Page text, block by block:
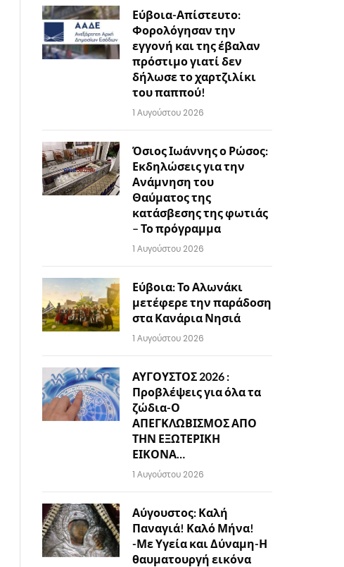
Εύβοια-Απίστευτο:
Φορολόγησαν την
εγγονή και της έβαλαν
πρόστιμο γιατί δεν
δήλωσε το χαρτζιλίκι
του παππού!
1 Αυγούστου 2026
Όσιος Ιωάννης ο Ρώσος:
Εκδηλώσεις για την
Ανάμνηση του
Θαύματος της
κατάσβεσης της φωτιάς
– Το πρόγραμμα
1 Αυγούστου 2026
Εύβοια: Το Αλωνάκι
μετέφερε την παράδοση
στα Κανάρια Νησιά
1 Αυγούστου 2026
ΑΥΓΟΥΣΤΟΣ 2026 :
Προβλέψεις για όλα τα
ζώδια-Ο
ΑΠΕΓΚΛΩΒΙΣΜΟΣ ΑΠΟ
ΤΗΝ ΕΞΩΤΕΡΙΚΗ
ΕΙΚΟΝΑ…
1 Αυγούστου 2026
Αύγουστος: Καλή
Παναγιά! Καλό Μήνα!
-Με Υγεία και Δύναμη-Η
θαυματουργή εικόνα